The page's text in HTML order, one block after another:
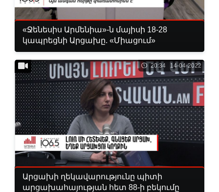
«Ջենեսիս Արմենիա»-ն մայիսի 18-28
կապրեցնի Արցախը. «Միացում»
20:34 14-04-2022
Արցախի ղեկավարությունը պիտի
արցախահայության հետ 88-ի բեկումը